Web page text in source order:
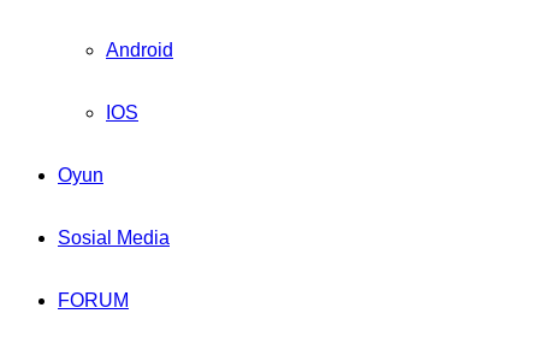
Android
IOS
Oyun
Sosial Media
FORUM